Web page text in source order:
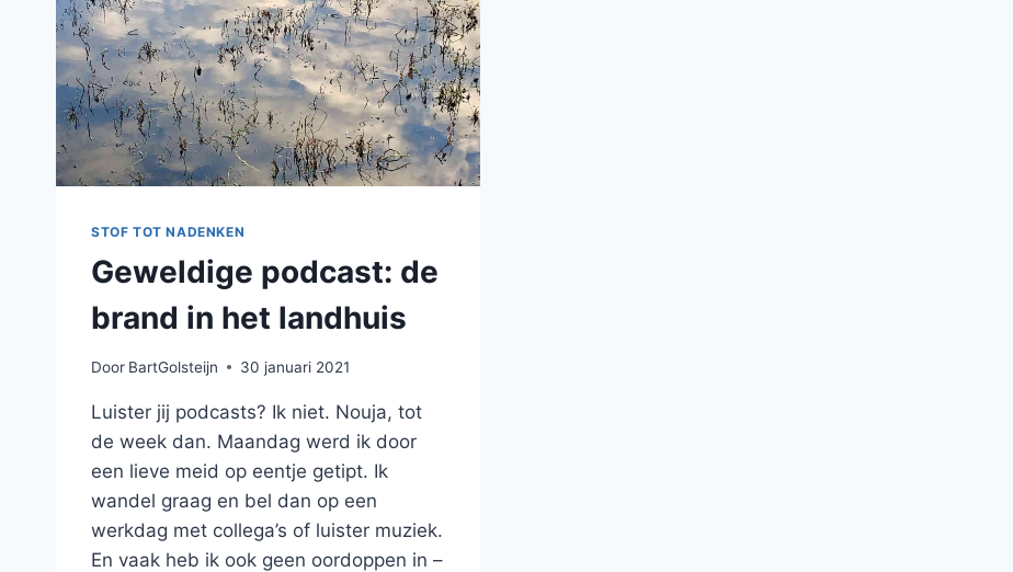
STOF TOT NADENKEN
Geweldige podcast: de
brand in het landhuis
Door BartGolsteijn 30 januari 2021
Luister jij podcasts? Ik niet. Nouja, tot
de week dan. Maandag werd ik door
een lieve meid op eentje getipt. Ik
wandel graag en bel dan op een
werkdag met collega’s of luister muziek.
En vaak heb ik ook geen oordoppen in –